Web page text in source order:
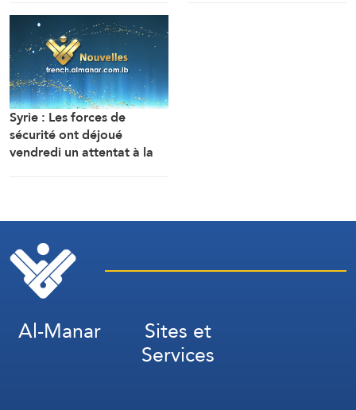
des difficultés techniques,
des travaux sont en cours
pour définir une voie
maritime temporaire. Un
accord définitif est
imminent.
Syrie : Les forces de
sécurité ont déjoué
vendredi un attentat à la
de Damas.
Al-Manar Sites et
Services